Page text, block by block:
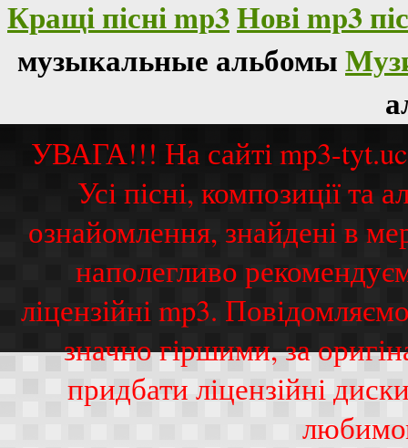
Кращі пісні mp3Нові mp3
музыкальные альбомы
УВАГА!!! На сайті mp3-
Усі пісні, композиції
ознайомлення, знайдені в
наполегливо
ліцензійні mp3.
значно гіршими, за
придбати ліцензійні